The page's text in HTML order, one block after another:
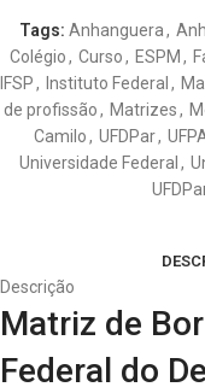
Tags: Anhanguera,
Colégio, Curso, ESPM ,
IFSP, Instituto Federal ,
de profissão, Matrizes,
Camilo, UFDPar,
Universidade Federal ,
Descrição
Matriz de
Federal do